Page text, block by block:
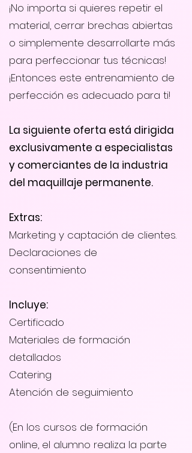
¡No importa si quieres repetir el
material, cerrar brechas abiertas
o simplemente desarrollarte más
para perfeccionar tus técnicas!
¡Entonces este entrenamiento de
perfección es adecuado para ti!
La siguiente oferta está dirigida
exclusivamente a especialistas
y comerciantes de la industria
del maquillaje permanente.
Extras:
Marketing y captación de clientes.
Declaraciones de
consentimiento
Incluye:
Certificado
Materiales de formación
detallados
Catering
Atención de seguimiento
(En los cursos de formación
online, el alumno realiza la parte